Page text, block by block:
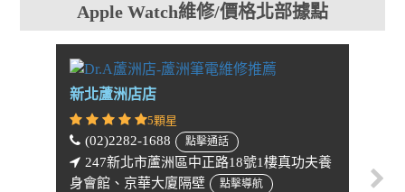
Apple Watch維修/價格北部據點
新北蘆洲店店
5顆星
(02)2282-1688 點擊通話
247新北市蘆洲區中正路18號1樓真功夫養
身會館、京華大廈隔壁
點擊導航
灣大